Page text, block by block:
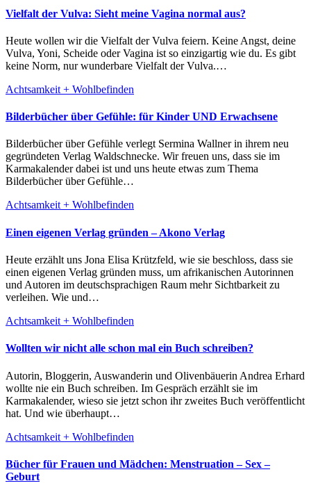
Vielfalt der Vulva: Sieht meine Vagina normal aus?
Heute wollen wir die Vielfalt der Vulva feiern. Keine Angst, deine
Vulva, Yoni, Scheide oder Vagina ist so einzigartig wie du. Es gibt
keine Norm, nur wunderbare Vielfalt der Vulva.…
Achtsamkeit + Wohlbefinden
Bilderbücher über Gefühle: für Kinder UND Erwachsene
Bilderbücher über Gefühle verlegt Sermina Wallner in ihrem neu
gegründeten Verlag Waldschnecke. Wir freuen uns, dass sie im
Karmakalender dabei ist und uns heute etwas zum Thema
Bilderbücher über Gefühle…
Achtsamkeit + Wohlbefinden
Einen eigenen Verlag gründen – Akono Verlag
Heute erzählt uns Jona Elisa Krützfeld, wie sie beschloss, dass sie
einen eigenen Verlag gründen muss, um afrikanischen Autorinnen
und Autoren im deutschsprachigen Raum mehr Sichtbarkeit zu
verleihen. Wie und…
Achtsamkeit + Wohlbefinden
Wollten wir nicht alle schon mal ein Buch schreiben?
Autorin, Bloggerin, Auswanderin und Olivenbäuerin Andrea Erhard
wollte nie ein Buch schreiben. Im Gespräch erzählt sie im
Karmakalender, wieso sie jetzt schon ihr zweites Buch veröffentlicht
hat. Und wie überhaupt…
Achtsamkeit + Wohlbefinden
Bücher für Frauen und Mädchen: Menstruation – Sex –
Geburt